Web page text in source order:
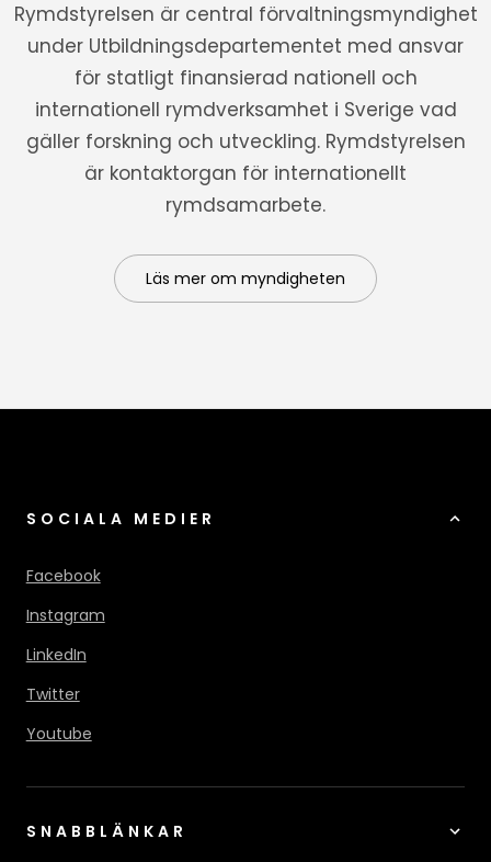
Rymdstyrelsen är central förvaltningsmyndighet
under Utbildningsdepartementet med ansvar
för statligt finansierad nationell och
internationell rymdverksamhet i Sverige vad
gäller forskning och utveckling. Rymdstyrelsen
är kontaktorgan för internationellt
rymdsamarbete.
Läs mer om myndigheten
SOCIALA MEDIER
Facebook
Instagram
LinkedIn
Twitter
Youtube
SNABBLÄNKAR